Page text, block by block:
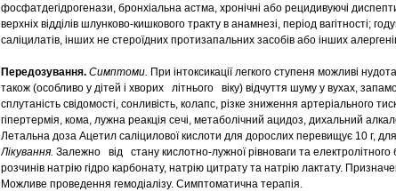
фосфатдегідрогенази, бронхіальна астма, хронічні або рецидивуючі
верхніх відділів шлунково-кишкового тракту в анамнезі, період вагітності;
саліцилатів, інших не стероїдних протизапальних засобів або інших
Передозування. Симптоми. При інтоксикації легкого ступеня можливі
також (особливо у дітей і хворих літнього віку) відчуття шуму у вухах,
сплутаність свідомості, сонливість, колапс, різке зниження артеріального
гіпертермія, кома, лужна реакція сечі, метаболічний ацидоз, дихальний
Летальна доза Ацетил саліцилової кислоти для дорослих перевищує 10 г,
Лікування. Залежно від стану кислотно-лужної рівноваги та
розчинів натрію гідро карбонату, натрію цитрату та натрію лактату.
Можливе проведення гемодіалізу. Симптоматична терапія.